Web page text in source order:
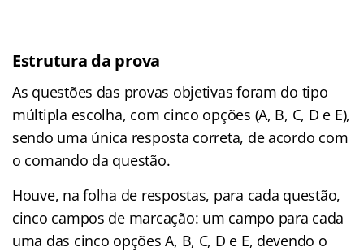
Estrutura da prova
As questões das provas objetivas foram do tipo
múltipla escolha, com cinco opções (A, B, C, D e E),
sendo uma única resposta correta, de acordo com
o comando da questão.
Houve, na folha de respostas, para cada questão,
cinco campos de marcação: um campo para cada
uma das cinco opções A, B, C, D e E, devendo o